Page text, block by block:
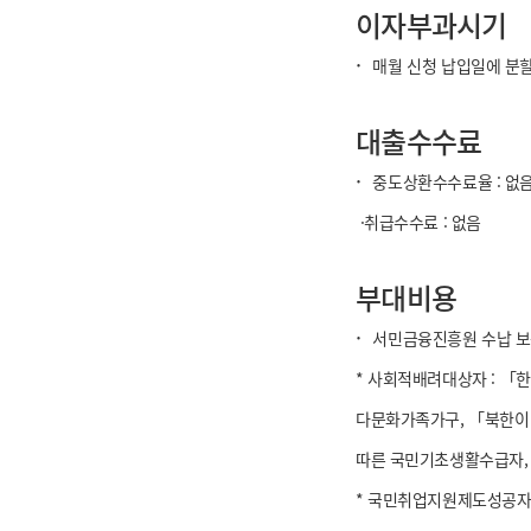
이자부과시기
· 매월 신청 납입일에 분
대출수수료
· 중도상환수수료율 : 없
·취급수수료 : 없음
부대비용
· 서민금융진흥원 수납
* 사회적배려대상자 : 「
다문화가족가구, 「북한
따른 국민기초생활수급
* 국민취업지원제도성공